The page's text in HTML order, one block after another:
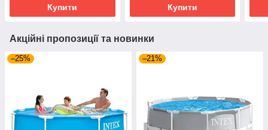
Купити Купити
Акційні пропозиції та новинки
–25% –21%